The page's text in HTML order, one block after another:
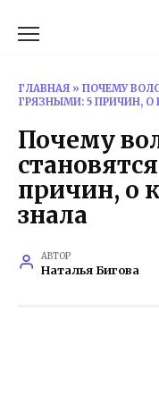
ГЛАВНАЯ » ПОЧЕМУ
ГРЯЗНЫМИ: 5 ПРИЧИН,
Почему
причин, о
знала
АВТОР
Наталья Бигова